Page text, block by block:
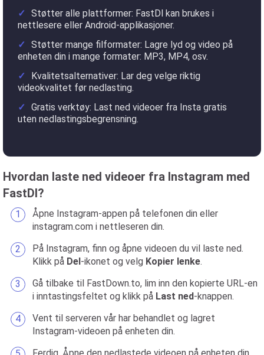
Støtter alle plattformer: FastDl kan brukes i
nettlesere eller Android-applikasjoner.
Støtter mange filformater: Lagre lyd og video på
enheten din i mange formater: MP3, MP4, osv.
Kvalitetsalternativer: Lar deg velge riktig
videokvalitet før nedlasting.
Gratis verktøy: Last ned videoer fra Insta gratis
uten nedlastingsbegrensning.
Hvordan laste ned videoer fra Instagram med
FastDl?
Åpne Instagram-appen på telefonen din eller
instagram.com i nettleseren din.
På Instagram, finn og åpne videoen du vil laste ned.
Klikk på Del-ikonet og velg Kopier lenke.
Gå tilbake til FastDown.to, lim inn den kopierte URL-en
i inntastingsfeltet og klikk på Last ned-knappen.
Vent til serveren vår har behandlet og lagret
Instagram-videoen på enheten din.
Ferdig. Åpne den nedlastede videoen på enheten din